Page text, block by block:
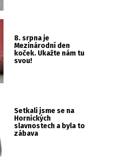
8. srpna je
Mezinárodní den
koček. Ukažte nám tu
svou!
Setkali jsme se na
Hornických
slavnostech a byla to
zábava